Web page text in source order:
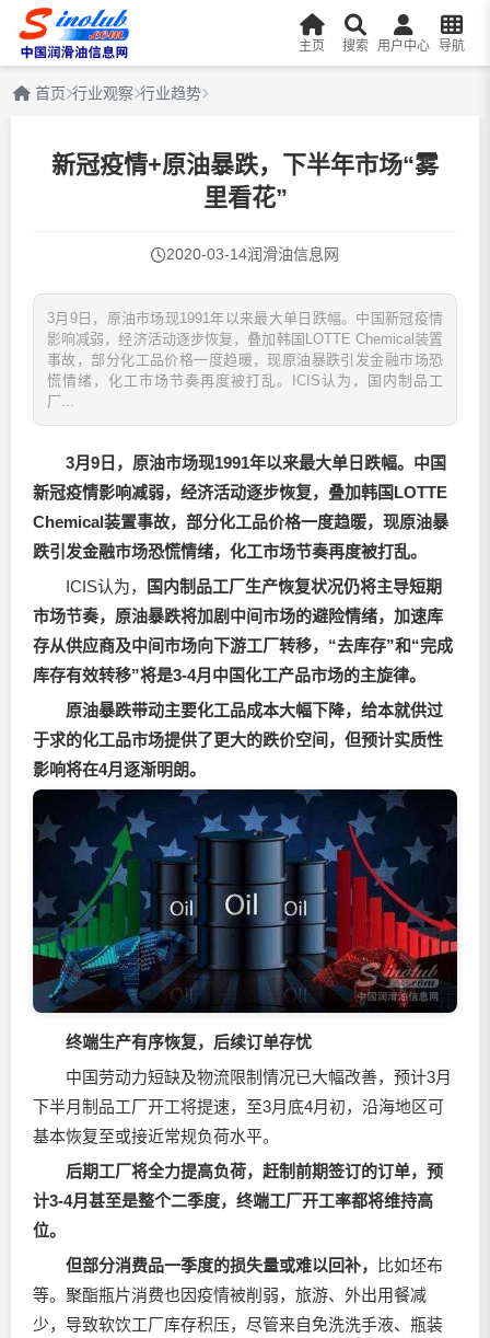
主页 搜索 用户中心 导航
首页 行业观察 行业趋势
新冠疫情+原油暴跌，下半年市场“雾
里看花”
2020-03-14润滑油信息网
3月9日，原油市场现1991年以来最大单日跌幅。中国新冠疫情
影响减弱，经济活动逐步恢复，叠加韩国LOTTE Chemical装置
事故，部分化工品价格一度趋暖，现原油暴跌引发金融市场恐
慌情绪，化工市场节奏再度被打乱。ICIS认为，国内制品工
厂...
3月9日，原油市场现1991年以来最大单日跌幅。中国
新冠疫情影响减弱，经济活动逐步恢复，叠加韩国LOTTE
Chemical装置事故，部分化工品价格一度趋暖，现原油暴
跌引发金融市场恐慌情绪，化工市场节奏再度被打乱。
ICIS认为，
国内制品工厂生产恢复状况仍将主导短期
市场节奏，原油暴跌将加剧中间市场的避险情绪，加速库
存从供应商及中间市场向下游工厂转移，“去库存”和“完成
库存有效转移”将是3-4月中国化工产品市场的主旋律。
原油暴跌带动主要化工品成本大幅下降，给本就供过
于求的化工品市场提供了更大的跌价空间，但预计实质性
影响将在4月逐渐明朗。
终端生产有序恢复，后续订单存忧
中国劳动力短缺及物流限制情况已大幅改善，预计3月
下半月制品工厂开工将提速，至3月底4月初，沿海地区可
基本恢复至或接近常规负荷水平。
后期工厂将全力提高负荷，赶制前期签订的订单，预
计3-4月甚至是整个二季度，终端工厂开工率都将维持高
位。
但部分消费品一季度的损失量或难以回补，
比如坯布
等。聚酯瓶片消费也因疫情被削弱，旅游、外出用餐减
少，导致软饮工厂库存积压，尽管来自免洗洗手液、瓶装